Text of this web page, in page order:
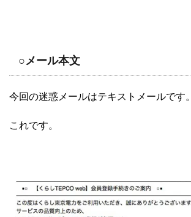
○メール本文
今回の迷惑メールはテキストメールです。
これです。